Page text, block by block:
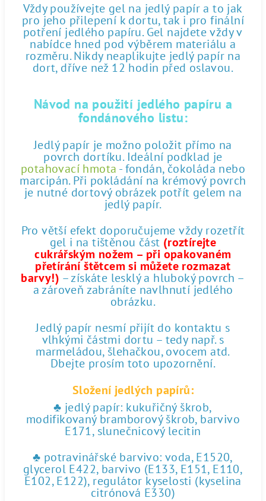
Vždy používejte gel na jedlý papír a to jak
pro jeho přilepení k dortu, tak i pro finální
potření jedlého papíru. Gel najdete vždy v
nabídce hned pod výběrem materiálu a
rozměru. Nikdy neaplikujte jedlý papír na
dort, dříve než 12 hodin před oslavou.
Návod na použití jedlého papíru a
fondánového listu:
Jedlý papír je možno položit přímo na
povrch dortíku. Ideální podklad je
potahovací hmota - fondán, čokoláda nebo
marcipán. Při pokládání na krémový povrch
je nutné dortový obrázek potřít gelem na
jedlý papír.
Pro větší efekt doporučujeme vždy rozetřít
gel i na tištěnou část (roztírejte
cukrářským nožem – při opakovaném
přetírání štětcem si můžete rozmazat
barvy!) – získáte lesklý a hluboký povrch –
a zároveň zabráníte navlhnutí jedlého
obrázku.
Jedlý papír nesmí přijít do kontaktu s
vlhkými částmi dortu – tedy např. s
marmeládou, šlehačkou, ovocem atd.
Dbejte prosím toto upozornění.
Složení jedlých papírů:
♣ jedlý papír: kukuřičný škrob,
modifikovaný bramborový škrob, barvivo
E171, slunečnicový lecitin
♣ potravinářské barvivo: voda, E1520,
glycerol E422, barvivo (E133, E151, E110,
E102, E122), regulátor kyselosti (kyselina
citrónová E330)